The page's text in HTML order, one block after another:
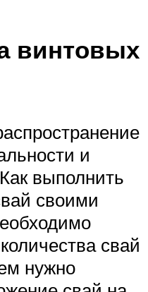
винтовых
и
выполнить
своими
свай
нужно